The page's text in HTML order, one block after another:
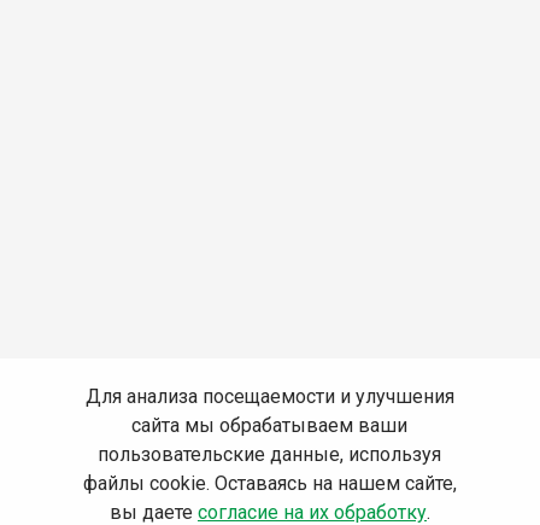
Для анализа посещаемости и улучшения
сайта мы обрабатываем ваши
пользовательские данные, используя
файлы cookie. Оставаясь на нашем сайте,
вы даете согласие на их обработку.